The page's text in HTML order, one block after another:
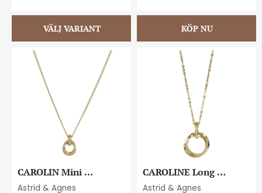
CAROLIN Mini
Necklace Gold
Astrid & Agnes
CAROLINE Long
Necklace Gold/Gold
Astrid & Agnes